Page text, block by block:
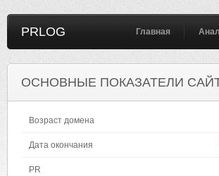
PRLOG Главная
ОСНОВНЫЕ ПОКАЗАТЕЛИ
Возраст домена
Дата окончания
PR